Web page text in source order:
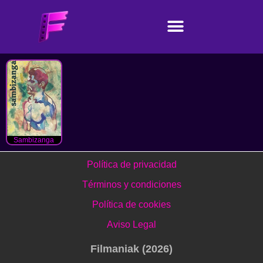
Sambizanga
Política de privacidad
Términos y condiciones
Política de cookies
Aviso Legal
Filmaniak (2026)